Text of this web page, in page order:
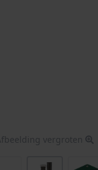
vergroten